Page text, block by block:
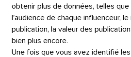
obtenir plus de données, telles
l'audience de chaque influenceur,
publication, la valeur des
bien plus encore.​​
Une fois que vous avez identifié